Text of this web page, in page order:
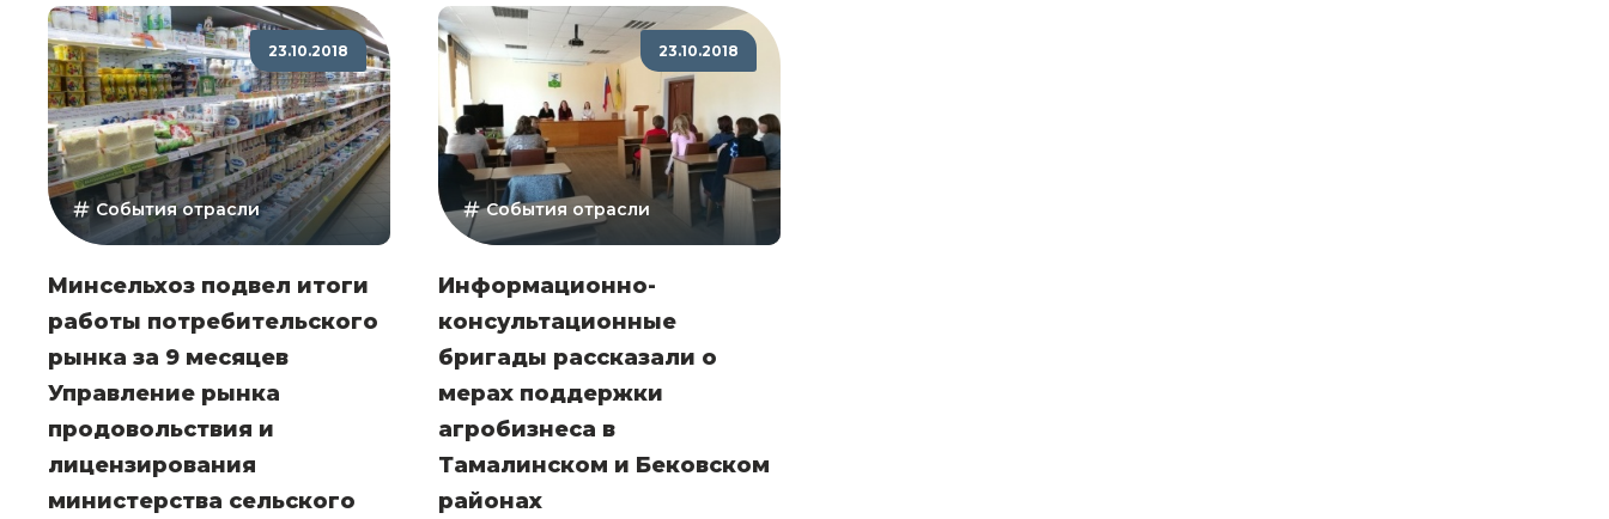
23.10.2018
События отрасли
Минсельхоз подвел итоги
работы потребительского
рынка за 9 месяцев
Управление рынка
продовольствия и
лицензирования
министерства сельского
23.10.2018
События отрасли
Информационно-
консультационные
бригады рассказали о
мерах поддержки
агробизнеса в
Тамалинском и Бековском
районах